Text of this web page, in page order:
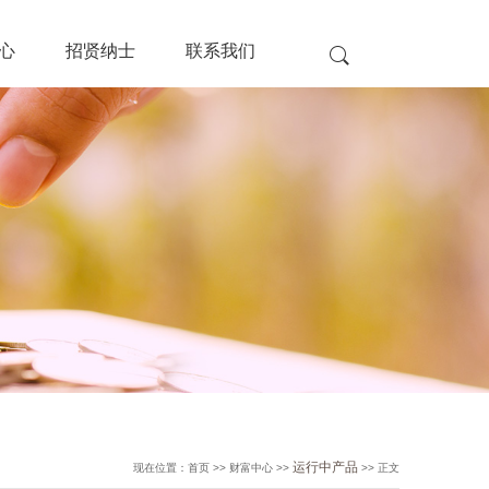
招贤纳士 联系我们
现在位置：首页 >> 财富中心 >> 运行中产品 >> 正文